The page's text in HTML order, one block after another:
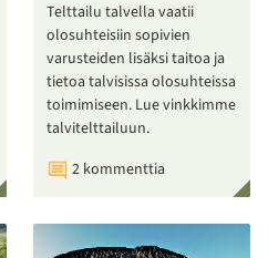
Telttailu talvella vaatii
olosuhteisiin sopivien
varusteiden lisäksi taitoa ja
tietoa talvisissa olosuhteissa
toimimiseen. Lue vinkkimme
talvitelttailuun.
2 kommenttia